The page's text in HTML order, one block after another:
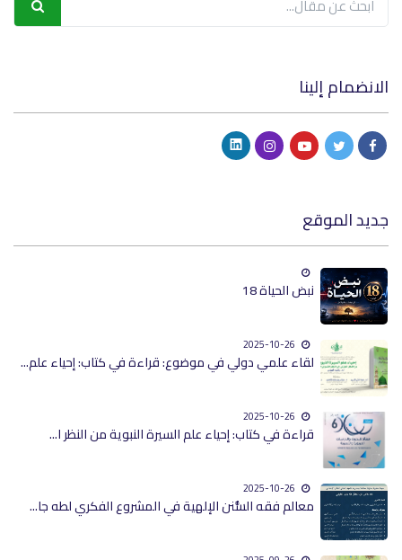
الانضمام إلينا
جديد الموقع
نبض الحياة 18
لقاء علمي دولي في موضوع: قراءة في كتاب: إحياء علم...
قراءة في كتاب: إحياء علم السيرة النبوية من النظر ا...
معالم فقه السُّنن الإلهية في المشروع الفكري لطه جا...